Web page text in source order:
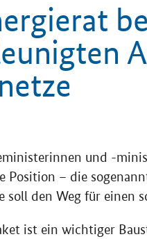
und -
Position – die
soll den Weg für einen
ist ein wichtiger